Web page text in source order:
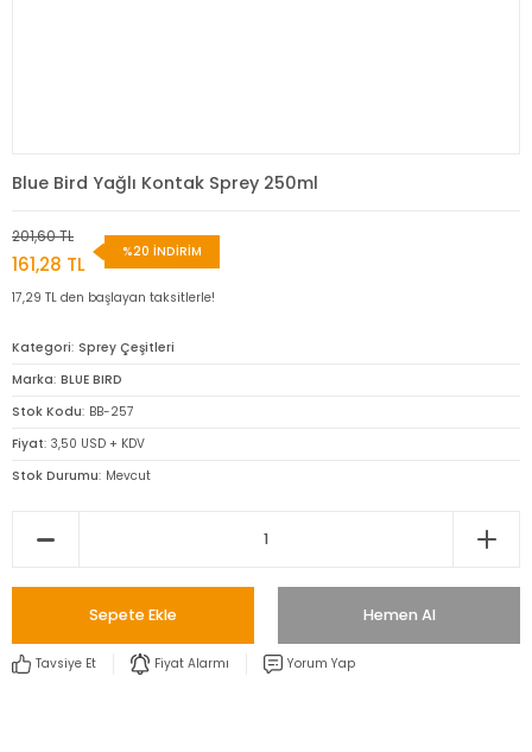
Blue Bird Yağlı Kontak Sprey 250ml
201,60 TL
161,28 TL
%20 İNDİRİM
17,29 TL den başlayan taksitlerle!
Kategori Sprey Çeşitleri
Marka BLUE BIRD
Stok Kodu BB-257
Fiyat 3,50 USD + KDV
Stok Durumu Mevcut
Sepete Ekle Hemen Al
Tavsiye Et Fiyat Alarmı Yorum Yap